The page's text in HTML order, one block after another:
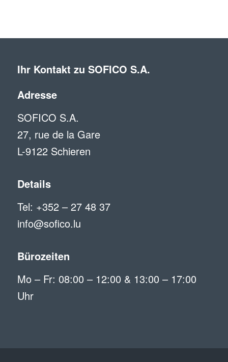
Ihr Kontakt zu SOFICO S.A.
Adresse
SOFICO S.A.
27, rue de la Gare
L-9122 Schieren
Details
Tel: +352 – 27 48 37
info@sofico.lu
Bürozeiten
Mo – Fr: 08:00 – 12:00 & 13:00 – 17:00
Uhr